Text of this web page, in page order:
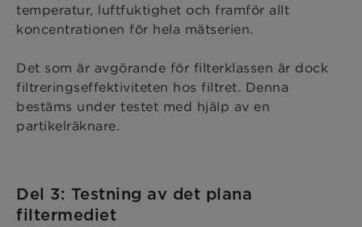
temperatur, luftfuktighet och framför allt
koncentrationen för hela mätserien.
Det som är avgörande för filterklassen är dock
filtreringseffektiviteten hos filtret. Denna
bestäms under testet med hjälp av en
partikelräknare.
Del 3: Testning av det plana
filtermediet